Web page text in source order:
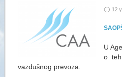
12
U
o
vazdušnog prevoza.